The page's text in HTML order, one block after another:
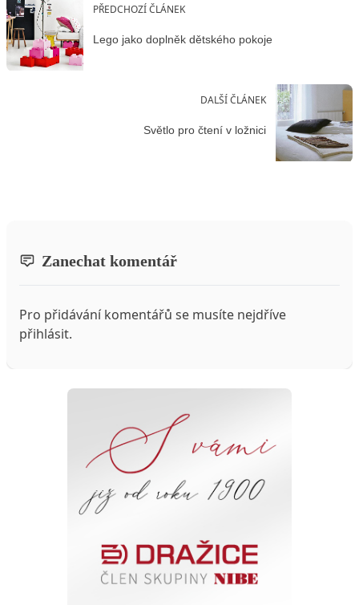
PŘEDCHOZÍ ČLÁNEK
Lego jako doplněk dětského pokoje
DALŠÍ ČLÁNEK
Světlo pro čtení v ložnici
Zanechat komentář
Pro přidávání komentářů se musíte nejdříve
přihlásit.